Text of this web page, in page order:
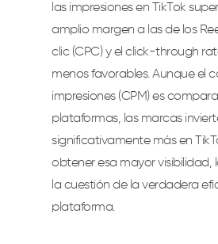
las impresiones en TikTok
amplio margen a las de los
clic (CPC) y el click-through
menos favorables. Aunque el
impresiones (CPM) es
plataformas, las marcas
significativamente más en
obtener esa mayor visibilidad,
la cuestión de la verdadera
plataforma.